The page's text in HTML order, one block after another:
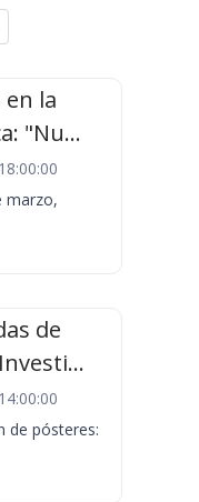
en la
"Nu...
marzo,
de
de pósteres: